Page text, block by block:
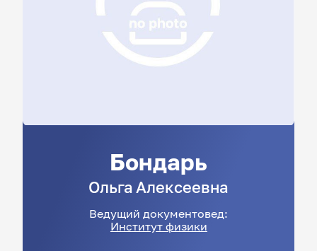
Бондарь
Ольга Алексеевна
Ведущий документовед:
Институт физики